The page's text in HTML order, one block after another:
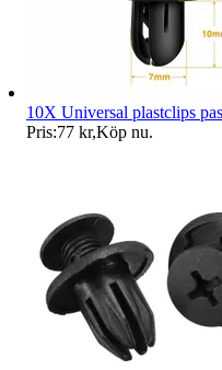
10X Universal plastclips
Pris:77 kr,Köp nu.